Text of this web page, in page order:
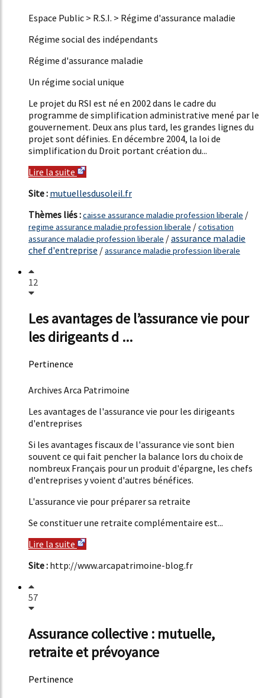
Espace Public > R.S.I. > Régime d'assurance maladie
Régime social des indépendants
Régime d'assurance maladie
Un régime social unique
Le projet du RSI est né en 2002 dans le cadre du
programme de simplification administrative mené par le
gouvernement. Deux ans plus tard, les grandes lignes du
projet sont définies. En décembre 2004, la loi de
simplification du Droit portant création du...
Lire la suite
Site : mutuellesdusoleil.fr
Thèmes liés :caisse assurance maladie profession liberale /
regime assurance maladie profession liberale /cotisation
assurance maladie profession liberale /assurance maladie
chef d'entreprise /assurance maladie profession liberale
12
Les avantages de l’assurance vie pour
les dirigeants d ...
Pertinence
Archives Arca Patrimoine
Les avantages de l'assurance vie pour les dirigeants
d'entreprises
Si les avantages fiscaux de l'assurance vie sont bien
souvent ce qui fait pencher la balance lors du choix de
nombreux Français pour un produit d'épargne, les chefs
d'entreprises y voient d'autres bénéfices.
L'assurance vie pour préparer sa retraite
Se constituer une retraite complémentaire est...
Lire la suite
Site : http://www.arcapatrimoine-blog.fr
57
Assurance collective : mutuelle,
retraite et prévoyance
Pertinence